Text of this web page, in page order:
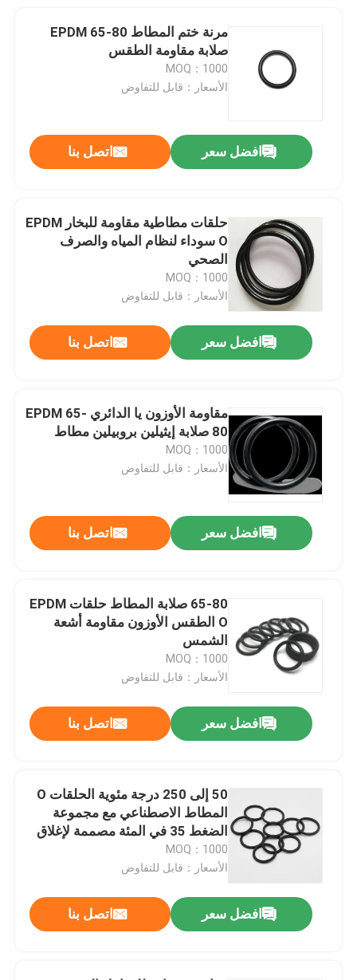
منزل
أشرطة فيديو
حول بنا
جولة في المعمل
ضبط الجودة
اتصل بنا
أخبار
حلقات مطاطية
حلقات NBR يا
حلقات FKM O
حلقات سيليكون يا
وولفورم سيلز
مرنة ختم المطاط EPDM 65-80
صلابة مقاومة الطقس
MOQ：1000
الأسعار：قابل للتفاوض
افضل سعر اتصل بنا
حلقات مطاطية مقاومة للبخار EPDM
O سوداء لنظام المياه والصرف
الصحي
MOQ：1000
الأسعار：قابل للتفاوض
افضل سعر اتصل بنا
مقاومة الأوزون يا الدائري EPDM 65-
80 صلابة إيثيلين بروبيلين مطاط
MOQ：1000
الأسعار：قابل للتفاوض
افضل سعر اتصل بنا
65-80 صلابة المطاط حلقات EPDM
O الطقس الأوزون مقاومة أشعة
الشمس
MOQ：1000
الأسعار：قابل للتفاوض
افضل سعر اتصل بنا
50 إلى 250 درجة مئوية الحلقات O
المطاط الاصطناعي مع مجموعة
الضغط 35 في المئة مصممة لإغلاق
طويل الأمد
MOQ：1000
الأسعار：قابل للتفاوض
افضل سعر اتصل بنا